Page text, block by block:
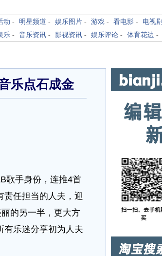
动 - 明星频道 - 娱乐图片 - 游戏 - 看电影 - 电视剧
乐 - 音乐资讯 - 影视资讯 - 娱乐评论 - 体育花边 -
乐点石成金
歌手身份，连推4首
责任担当的人夫，迎
的另一半，更大方
有乐迷分享初为人夫